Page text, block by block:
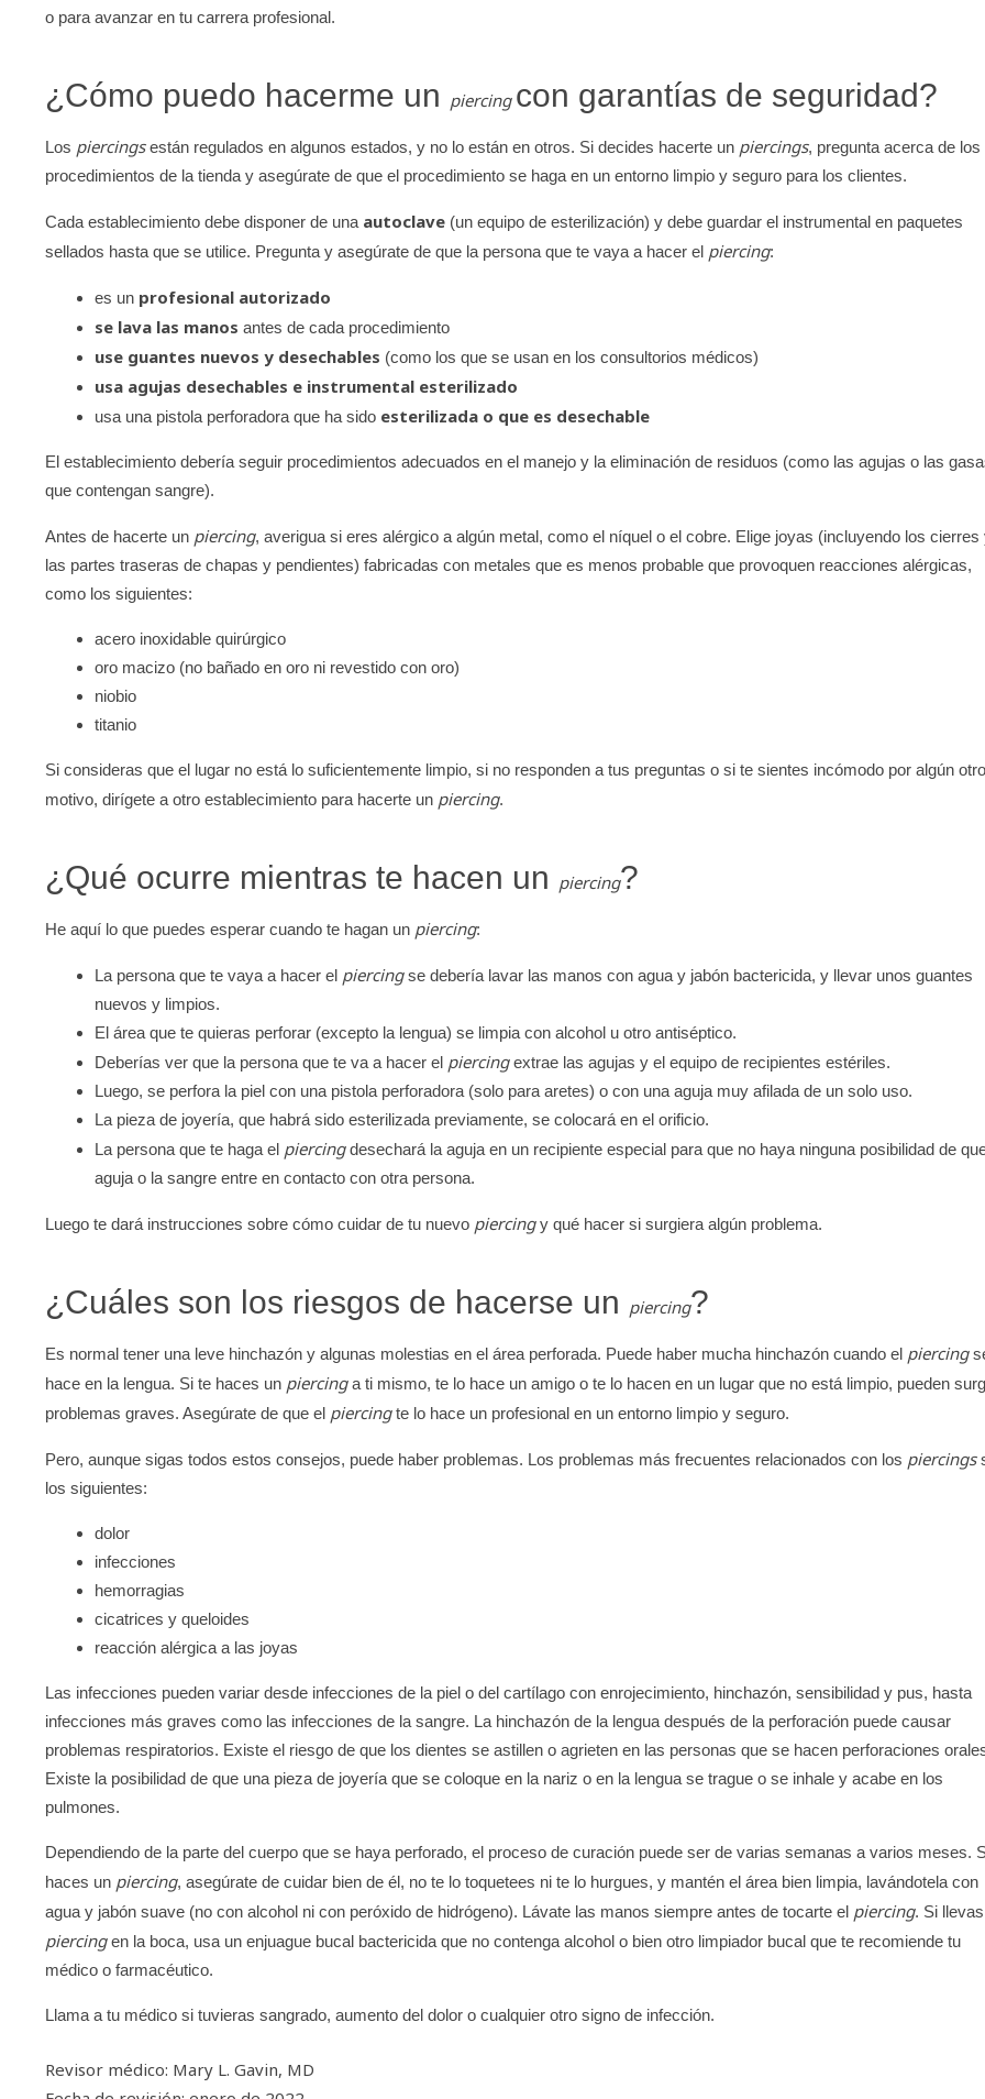
o para avanzar en tu carrera profesional.
¿Cómo puedo hacerme un piercing con garantías de seguridad?
Los piercingsestán regulados en algunos estados, y no lo están en otros. Si decides hacerte un piercings, pregunta acerca de los
procedimientos de la tienda y asegúrate de que el procedimiento se haga en un entorno limpio y seguro para los clientes.
Cada establecimiento debe disponer de una autoclave (un equipo de esterilización) y debe guardar el instrumental en paquetes
sellados hasta que se utilice. Pregunta y asegúrate de que la persona que te vaya a hacer el piercing:
es un profesional autorizado
se lava las manos antes de cada procedimiento
use guantes nuevos y desechables (como los que se usan en los consultorios médicos)
usa agujas desechables e instrumental esterilizado
usa una pistola perforadora que ha sido esterilizada o que es desechable
El establecimiento debería seguir procedimientos adecuados en el manejo y la eliminación de residuos (como las agujas o las
que contengan sangre).
Antes de hacerte un piercing, averigua si eres alérgico a algún metal, como el níquel o el cobre. Elige joyas (incluyendo los cierres
las partes traseras de chapas y pendientes) fabricadas con metales que es menos probable que provoquen reacciones alérgicas,
como los siguientes:
acero inoxidable quirúrgico
oro macizo (no bañado en oro ni revestido con oro)
niobio
titanio
Si consideras que el lugar no está lo suficientemente limpio, si no responden a tus preguntas o si te sientes incómodo por algún otro
motivo, dirígete a otro establecimiento para hacerte un piercing.
¿Qué ocurre mientras te hacen un piercing?
He aquí lo que puedes esperar cuando te hagan un piercing:
La persona que te vaya a hacer el piercingse debería lavar las manos con agua y jabón bactericida, y llevar unos guantes
nuevos y limpios.
El área que te quieras perforar (excepto la lengua) se limpia con alcohol u otro antiséptico.
Deberías ver que la persona que te va a hacer el piercingextrae las agujas y el equipo de recipientes estériles.
Luego, se perfora la piel con una pistola perforadora (solo para aretes) o con una aguja muy afilada de un solo uso.
La pieza de joyería, que habrá sido esterilizada previamente, se colocará en el orificio.
La persona que te haga el piercingdesechará la aguja en un recipiente especial para que no haya ninguna posibilidad de
aguja o la sangre entre en contacto con otra persona.
Luego te dará instrucciones sobre cómo cuidar de tu nuevo piercingy qué hacer si surgiera algún problema.
¿Cuáles son los riesgos de hacerse un piercing?
Es normal tener una leve hinchazón y algunas molestias en el área perforada. Puede haber mucha hinchazón cuando el piercing
hace en la lengua. Si te haces un piercinga ti mismo, te lo hace un amigo o te lo hacen en un lugar que no está limpio, pueden
problemas graves. Asegúrate de que el piercingte lo hace un profesional en un entorno limpio y seguro.
Pero, aunque sigas todos estos consejos, puede haber problemas. Los problemas más frecuentes relacionados con los piercings
los siguientes:
dolor
infecciones
hemorragias
cicatrices y queloides
reacción alérgica a las joyas
Las infecciones pueden variar desde infecciones de la piel o del cartílago con enrojecimiento, hinchazón, sensibilidad y pus, hasta
infecciones más graves como las infecciones de la sangre. La hinchazón de la lengua después de la perforación puede causar
problemas respiratorios. Existe el riesgo de que los dientes se astillen o agrieten en las personas que se hacen perforaciones
Existe la posibilidad de que una pieza de joyería que se coloque en la nariz o en la lengua se trague o se inhale y acabe en los
pulmones.
Dependiendo de la parte del cuerpo que se haya perforado, el proceso de curación puede ser de varias semanas a varios meses.
haces un piercing, asegúrate de cuidar bien de él, no te lo toquetees ni te lo hurgues, y mantén el área bien limpia, lavándotela con
agua y jabón suave (no con alcohol ni con peróxido de hidrógeno). Lávate las manos siempre antes de tocarte el piercing. Si
piercingen la boca, usa un enjuague bucal bactericida que no contenga alcohol o bien otro limpiador bucal que te recomiende tu
médico o farmacéutico.
Llama a tu médico si tuvieras sangrado, aumento del dolor o cualquier otro signo de infección.
Revisor médico: Mary L. Gavin, MD